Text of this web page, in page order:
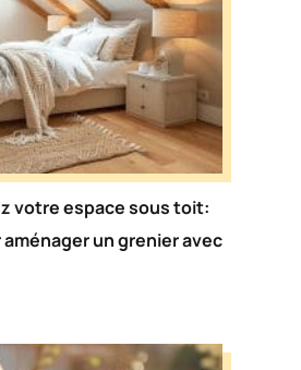
votre espace sous toit:
un grenier avec